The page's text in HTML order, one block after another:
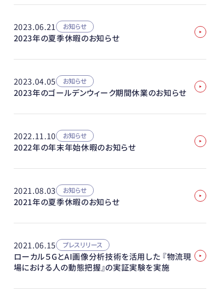
2023.06.21 お知らせ
2023年の夏季休暇のお知らせ
2023.04.05 お知らせ
2023年のゴールデンウィーク期間休業のお知らせ
2022.11.10 お知らせ
2022年の年末年始休暇のお知らせ
2021.08.03 お知らせ
2021年の夏季休暇のお知らせ
2021.06.15 プレスリリース
ローカル５GとAI画像分析技術を活用した 『物流現
場における人の動態把握』の実証実験を実施